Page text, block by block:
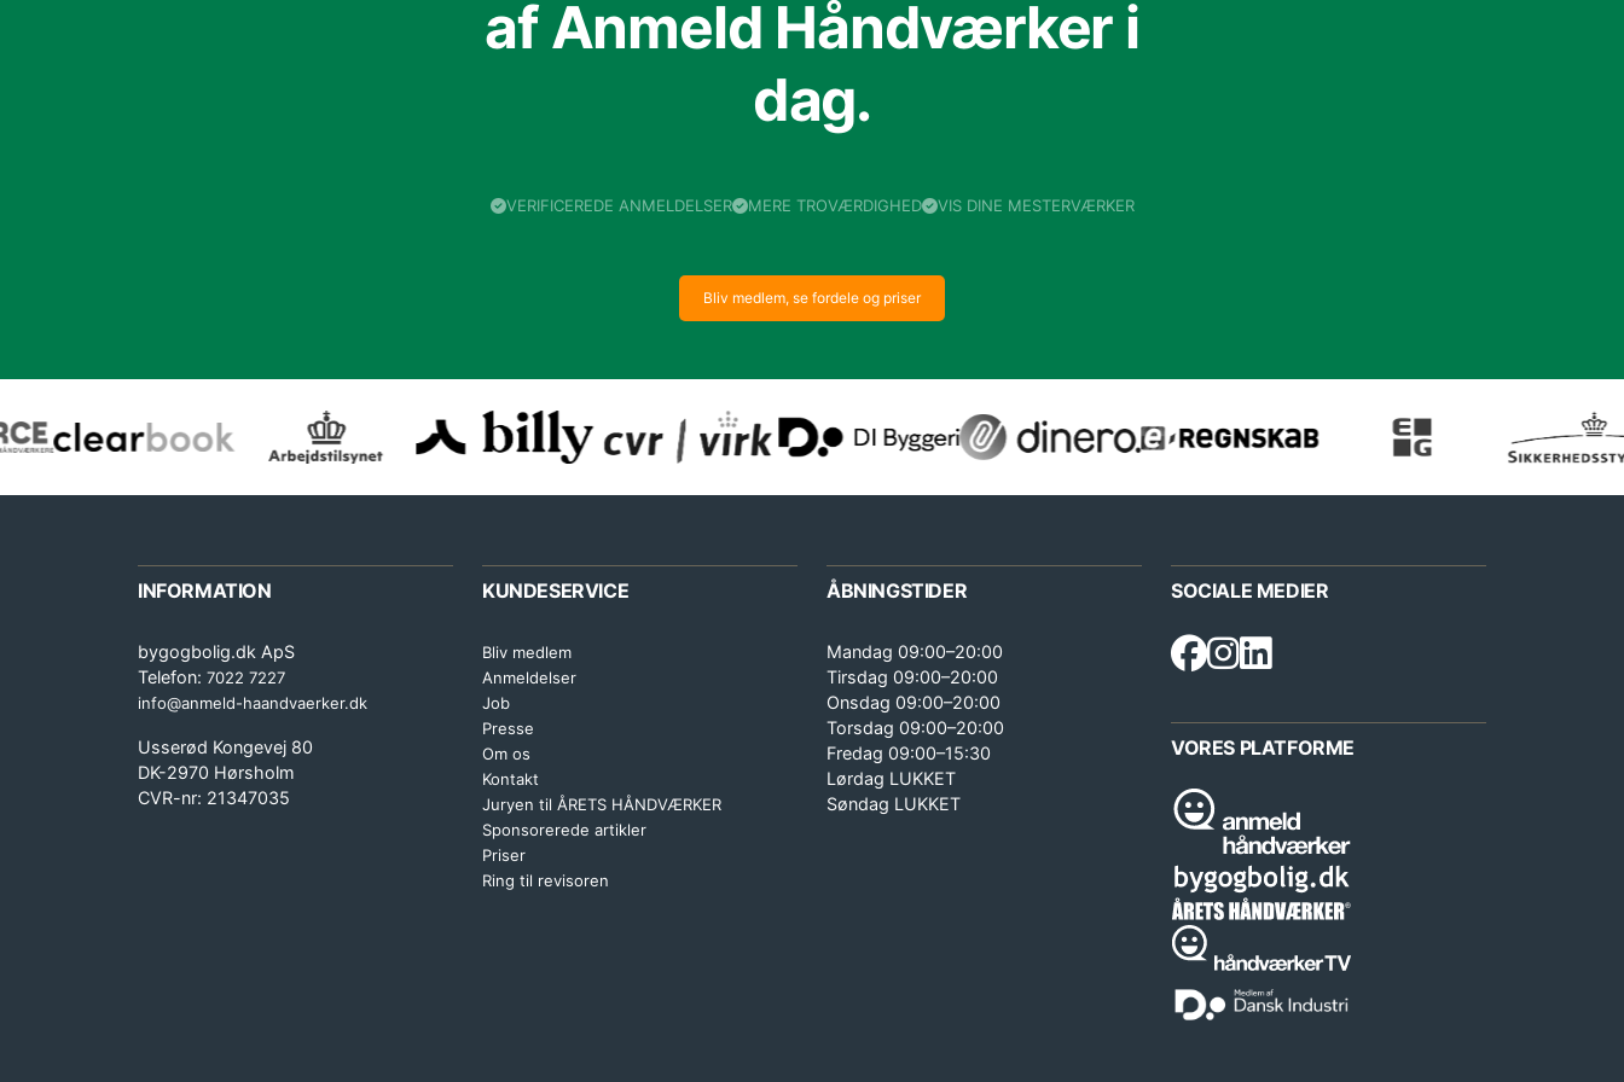
af Anmeld Håndværker i
dag.
VERIFICEREDE ANMELDELSER MERE TROVÆRDIGHED VIS DINE MESTERVÆRKER
Bliv medlem, se fordele og priser
INFORMATION
bygogbolig.dk ApS
Telefon: 7022 7227
info@anmeld-haandvaerker.dk
Usserød Kongevej 80
DK-2970 Hørsholm
CVR-nr: 21347035
KUNDESERVICE
Bliv medlem
Anmeldelser
Job
Presse
Om os
Kontakt
Juryen til ÅRETS HÅNDVÆRKER
Sponsorerede artikler
Priser
Ring til revisoren
ÅBNINGSTIDER
Mandag 09:00–20:00
Tirsdag 09:00–20:00
Onsdag 09:00–20:00
Torsdag 09:00–20:00
Fredag 09:00–15:30
Lørdag LUKKET
Søndag LUKKET
SOCIALE MEDIER
VORES PLATFORME